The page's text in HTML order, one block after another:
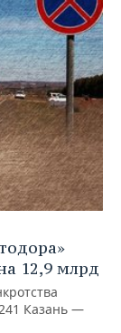
12,9 млрд
Казань —